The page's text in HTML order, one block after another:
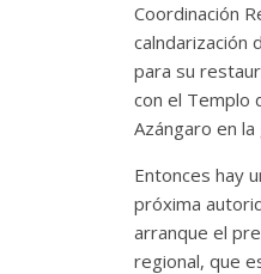
Coordinación
calndarización
para su
con el Templo
Azángaro en
Entonces hay
próxima
arranque el
regional, que